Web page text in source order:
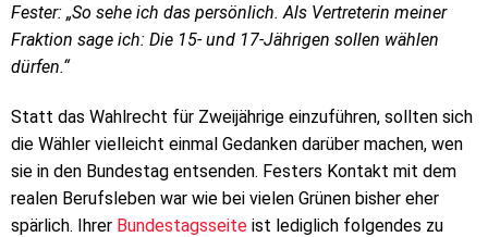
Fester: „So sehe ich das persönlich. Als Vertreterin meiner
Fraktion sage ich: Die 15- und 17-Jährigen sollen wählen
dürfen.“
Statt das Wahlrecht für Zweijährige einzuführen, sollten sich
die Wähler vielleicht einmal Gedanken darüber machen, wen
sie in den Bundestag entsenden. Festers Kontakt mit dem
realen Berufsleben war wie bei vielen Grünen bisher eher
spärlich. Ihrer Bundestagsseite ist lediglich folgendes zu